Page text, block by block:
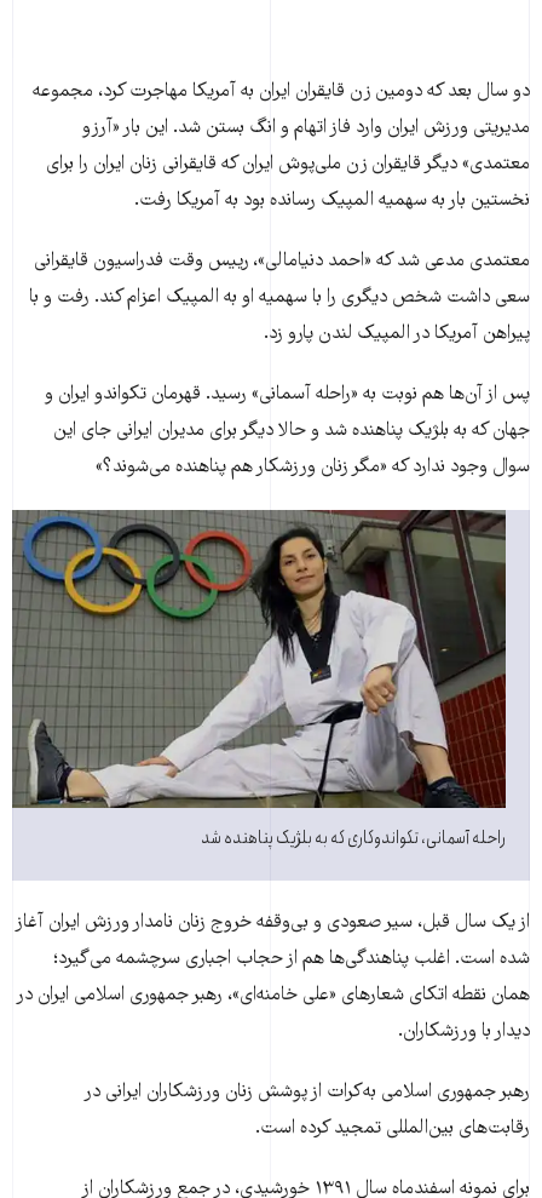
دو سال بعد که دومین زن قایقران ایران به آمریکا مهاجرت کرد، مجموعه
مدیریتی ورزش ایران وارد فاز اتهام و انگ بستن شد. این بار «آرزو
معتمدی» دیگر قایقران زن ملی‌پوش ایران که قایقرانی زنان ایران را برای
نخستین بار به سهمیه المپیک رسانده بود به آمریکا رفت.
معتمدی مدعی شد که «احمد دنیامالی»، رییس وقت فدراسیون قایقرانی
سعی داشت شخص دیگری را با سهمیه او به المپیک اعزام کند. رفت و با
پیراهن آمریکا در المپیک لندن پارو زد.
پس از آن‌ها هم نوبت به «راحله آسمانی» رسید. قهرمان تکواندو ایران و
جهان که به بلژیک پناهنده شد و حالا دیگر برای مدیران ایرانی جای این
سوال وجود ندارد که «مگر زنان ورزشکار هم پناهنده می‌شوند؟»
راحله آسمانی، تکواندوکاری که به بلژیک پناهنده شد
از یک سال قبل، سیر صعودی و بی‌وقفه خروج زنان نامدار ورزش ایران آغاز
شده است. اغلب پناهندگی‌ها هم از حجاب اجباری سرچشمه می‌گیرد؛
همان نقطه اتکای شعارهای «علی خامنه‌ای»، رهبر جمهوری اسلامی ایران در
دیدار با ورزشکاران.
رهبر جمهوری اسلامی به‌کرات از پوشش زنان ورزشکاران ایرانی در
رقابت‌های بین‌المللی تمجید کرده است.
برای نمونه اسفندماه سال ۱۳۹۱ خورشیدی، در جمع ورزشکاران از